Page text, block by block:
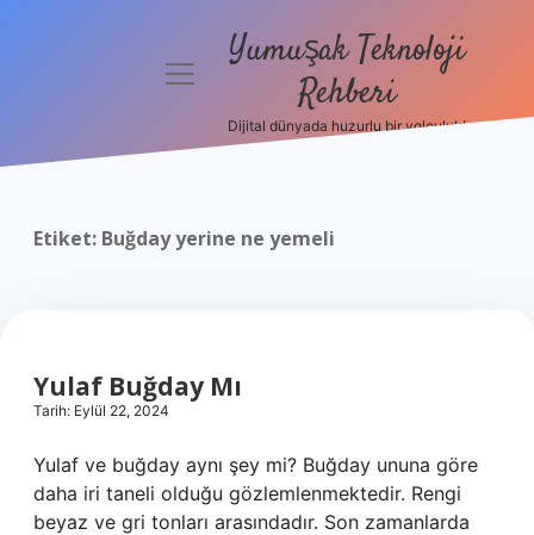
Politikası
menüyüYumuşak Teknoloji
Rehberi
Dijital dünyada huzurlu bir yolculuk!
Etiket: Buğday yerine ne yemeli
Yulaf Buğday Mı
Tarih: Eylül 22, 2024
Yulaf ve buğday aynı şey mi? Buğday ununa göre
daha iri taneli olduğu gözlemlenmektedir. Rengi
beyaz ve gri tonları arasındadır. Son zamanlarda